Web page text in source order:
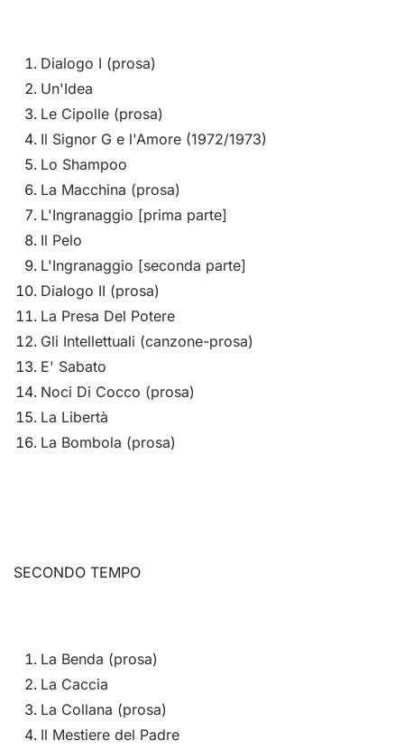
Dialogo I (prosa)
Un'Idea
Le Cipolle (prosa)
Il Signor G e l'Amore (1972/1973)
Lo Shampoo
La Macchina (prosa)
L'Ingranaggio [prima parte]
Il Pelo
L'Ingranaggio [seconda parte]
Dialogo II (prosa)
La Presa Del Potere
Gli Intellettuali (canzone-prosa)
E' Sabato
Noci Di Cocco (prosa)
La Libertà
La Bombola (prosa)
SECONDO TEMPO
La Benda (prosa)
La Caccia
La Collana (prosa)
Il Mestiere del Padre